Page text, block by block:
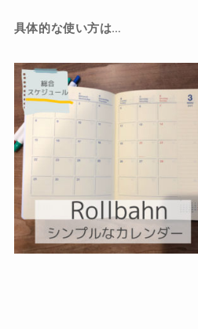
具体的な使い方は…